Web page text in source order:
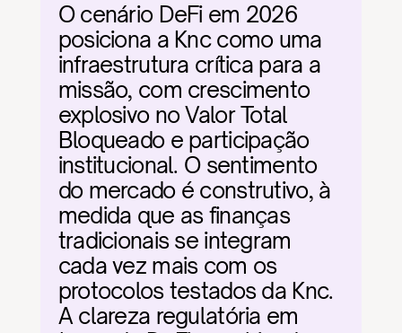
O cenário DeFi em 2026
posiciona a Knc como uma
infraestrutura crítica para a
missão, com crescimento
explosivo no Valor Total
Bloqueado e participação
institucional. O sentimento
do mercado é construtivo, à
medida que as finanças
tradicionais se integram
cada vez mais com os
protocolos testados da Knc.
A clareza regulatória em